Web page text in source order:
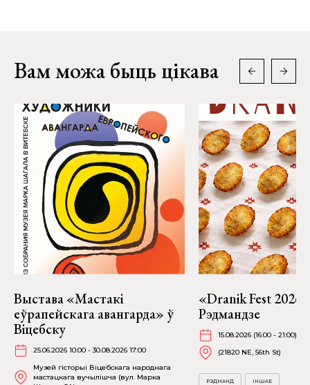
Вам можа быць цікава
Выстава «Мастакі
еўрапейскага авангарда» ў
Віцебску
25.06.2026 10:00 - 30.08.2026 17:00
Музей гісторыі Віцебскага народнага
мастацкага вучылішча (вул. Марка
«Dranik Fest
Рэдмандзе
15.08.2026 (16:00 - 21:00)
(21820 NE, 56th St)
РЭДМАНД ІНШАЕ